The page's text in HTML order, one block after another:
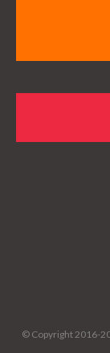
© Copyright 2016-